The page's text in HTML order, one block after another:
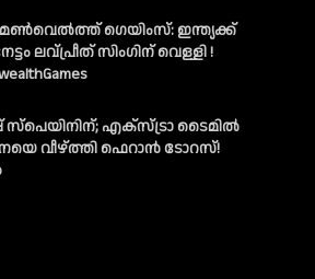
ഗെയിംസ്: ഇന്ത്യക്ക്
ലവ്പ്രീത് സിംഗിന് വെള്ളി !
സ്പെയിനിന്; എക്സ്ട്രാ ടൈമിൽ
വീഴ്ത്തി ഫെറാൻ ടോറസ്!